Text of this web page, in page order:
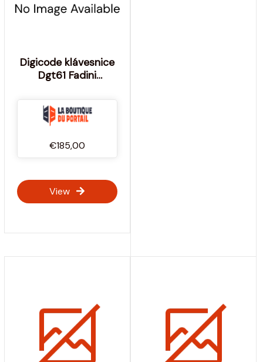
Digicode klávesnice
Dgt61 Fadini
integrovanou
elektronikou -
Výrobce: EX FADINI
€185,00
View